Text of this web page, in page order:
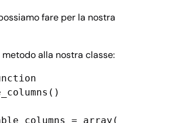
fare per la nostra
alla nostra classe: